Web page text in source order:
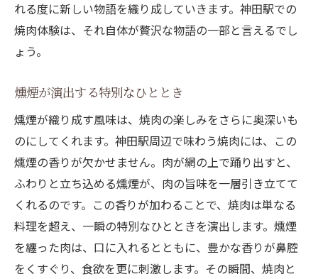
れる度に新しい物語を織り成していきます。神田駅での
焼肉体験は、それ自体が贅沢な物語の一部と言えるでし
ょう。
燻煙が演出する特別なひととき
燻煙が織り成す風味は、焼肉の楽しみをさらに奥深いも
のにしてくれます。神田駅周辺で味わう焼肉には、この
燻煙の香りが欠かせません。肉が網の上で踊り出すと、
ふわりと立ち込める燻煙が、肉の旨味を一層引き立てて
くれるのです。この香りが加わることで、焼肉は単なる
料理を超え、一瞬の特別なひとときを演出します。燻煙
を纏った肉は、口に入れるとともに、豊かな香りが鼻腔
をくすぐり、食欲を更に刺激します。その瞬間、焼肉と